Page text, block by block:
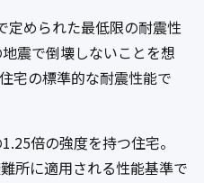
定められた最低限の耐震性
震で倒壊しないことを想
宅の標準的な耐震性能で
倍の強度を持つ住宅。
所に適用される性能基準で